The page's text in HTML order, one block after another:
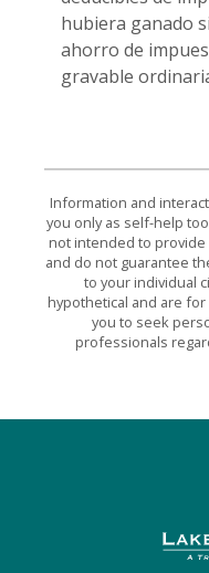
hubiera ganado
ahorro de
gravable
Information and
you only as self-help
not intended to provide
and do not guarantee
to your individual
hypothetical and are
you to seek
professionals